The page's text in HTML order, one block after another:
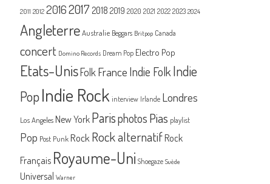
2011 2012 20162017 2018 2019 2020 2021 2022 2023 2024
Angleterre Australie Beggars Britpop Canada
concert Domino Records Dream Pop Electro Pop
Etats-UnisFolk France Indie FolkIndie
PopIndie Rock interview Irlande Londres
Los Angeles New York Parisphotos Pias playlist
Pop Post Punk Rock Rock alternatif Rock
Français Royaume-Uni Shoegaze Suède
Universal Warner